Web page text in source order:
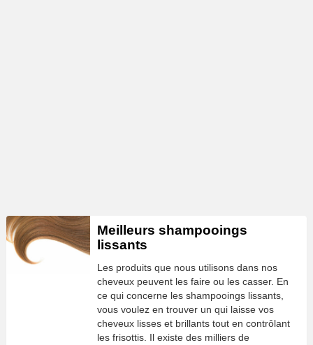
Meilleurs shampooings
lissants
Les produits que nous utilisons dans nos
cheveux peuvent les faire ou les casser. En
ce qui concerne les shampooings lissants,
vous voulez en trouver un qui laisse vos
cheveux lisses et brillants tout en contrôlant
les frisottis. Il existe des milliers de